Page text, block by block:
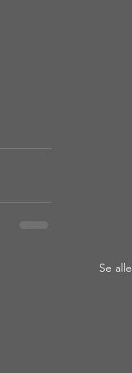
Se alle